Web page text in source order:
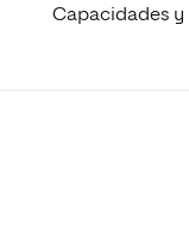
Capacidades y